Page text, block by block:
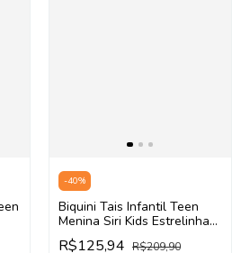
-40%
Biquini Tais Infantil Teen
Menina Siri Kids Estrelinha
40182 (Verde/Rosa)
R$125,94 R$209,90